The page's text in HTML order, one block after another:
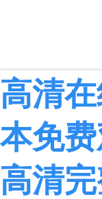
高清
本免
高清